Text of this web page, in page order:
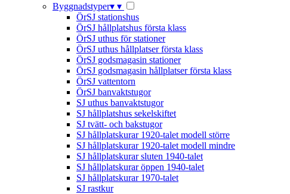
Byggnadstyper▾ ▾
ÖrSJ stationshus
ÖrSJ hållplatshus första klass
ÖrSJ uthus för stationer
ÖrSJ uthus hållplatser första klass
ÖrSJ godsmagasin stationer
ÖrSJ godsmagasin hållplatser första klass
ÖrSJ vattentorn
ÖrSJ banvaktstugor
SJ uthus banvaktstugor
SJ hållplatshus sekelskiftet
SJ tvätt- och bakstugor
SJ hållplatskurar 1920-talet modell större
SJ hållplatskurar 1920-talet modell mindre
SJ hållplatskurar sluten 1940-talet
SJ hållplatskurar öppen 1940-talet
SJ hållplatskurar 1970-talet
SJ rastkur